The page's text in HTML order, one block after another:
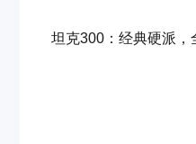
坦克300：经典硬派